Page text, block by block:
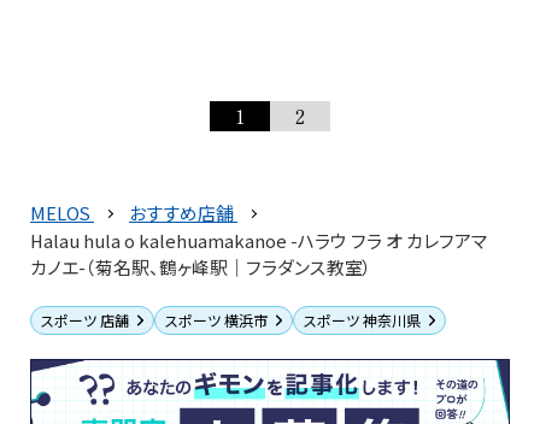
1 2
MELOS
おすすめ店舗
Halau hula o kalehuamakanoe -ハラウ フラ オ カレフアマ
カノエ-（菊名駅、鶴ヶ峰駅｜フラダンス教室）
スポーツ 店舗 スポーツ 横浜市 スポーツ 神奈川県